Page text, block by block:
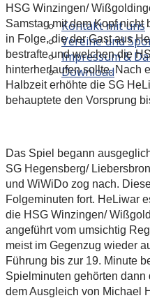
Kontakt mit uns
Vereine und
Impressum &
Download
HSG Winzingen/
Samstag mit dem Kopf nicht
in Folge, die der Gast aus
bestrafte und welchen die
hinterherlaufen sollte. Nach
Halbzeit erhöhte die SG
behauptete den Vorsprung
Das Spiel begann
SG Hegensberg/
und WiWiDo zog nach.
Folgeminuten fort. HeLiwar
die HSG Winzingen/
angeführt vom umsichtig
meist im Gegenzug wieder
Führung bis zur 19. Minute
Spielminuten gehörten
dem Ausgleich von Michael